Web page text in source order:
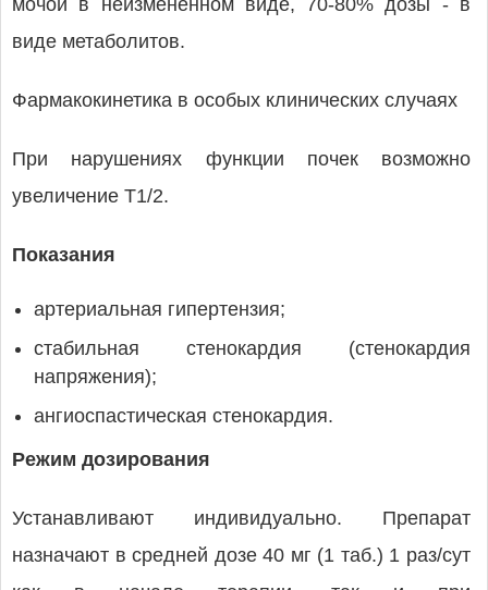
мочой в неизмененном виде, 70-80% дозы - в
виде метаболитов.
Фармакокинетика в особых клинических случаях
При нарушениях функции почек возможно
увеличение T1/2.
Показания
артериальная гипертензия;
стабильная стенокардия (стенокардия
напряжения);
ангиоспастическая стенокардия.
Режим дозирования
Устанавливают индивидуально. Препарат
назначают в средней дозе 40 мг (1 таб.) 1 раз/сут